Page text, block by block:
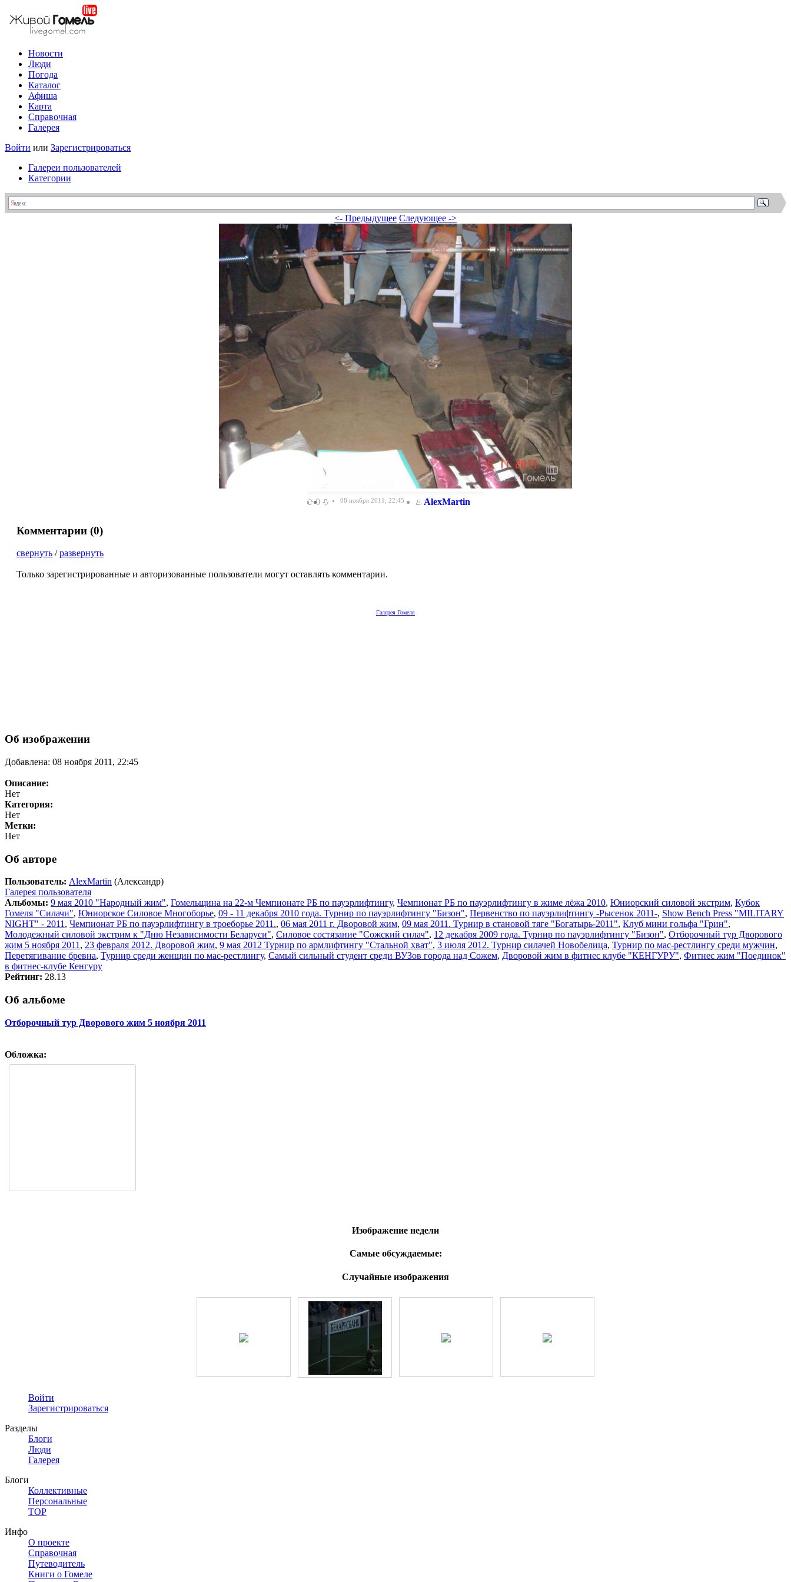
Новости
Люди
Погода
Каталог
Афиша
Карта
Справочная
Галерея
Войти или Зарегистрироваться
Галереи пользователей
Категории
<- Предыдущее Следующее ->
0 08 ноября 2011, 22:45 AlexMartin
Комментарии (0)
свернуть /развернуть
Только зарегистрированные и авторизованные пользователи могут оставлять комментарии.
Галерея Гомеля
Об изображении
Добавлена: 08 ноября 2011, 22:45
Описание:
Нет
Категория:
Нет
Метки:
Нет
Об авторе
Пользователь: AlexMartin (Александр)
Галерея пользователя
Альбомы: 9 мая 2010 "Народный жим", Гомельщина на 22-м Чемпионате РБ по пауэрлифтингу, Чемпионат РБ по пауэрлифтингу в жиме лёжа 2010, Юниорский силовой экстрим, Кубок
Гомеля "Силачи", Юниорское Силовое Многоборье, 09 - 11 декабря 2010 года. Турнир по пауэрлифтингу "Бизон", Первенство по пауэрлифтингу -Рысенок 2011-, Show Bench Press "MILITARY
NIGHT" - 2011 , Чемпионат РБ по пауэрлифтингу в троеборье 2011., 06 мая 2011 г. Дворовой жим, 09 мая 2011. Турнир в становой тяге "Богатырь-2011", Клуб мини гольфа "Грин",
Молодежный силовой экстрим к "Дню Независимости Беларуси", Силовое состязание "Сожский силач", 12 декабря 2009 года. Турнир по пауэрлифтингу "Бизон", Отборочный тур Дворового
жим 5 ноября 2011 , 23 февраля 2012. Дворовой жим, 9 мая 2012 Турнир по армлифтингу "Стальной хват", 3 июля 2012. Турнир силачей Новобелица, Турнир по мас-рестлингу среди мужчин,
Перетягивание бревна, Турнир среди женщин по мас-рестлингу, Самый сильный студент среди ВУЗов города над Сожем, Дворовой жим в фитнес клубе "КЕНГУРУ", Фитнес жим "Поединок"
в фитнес-клубе Кенгуру
Рейтинг: 28.13
Об альбоме
Отборочный тур Дворового жим 5 ноября 2011
Обложка:
Изображение недели
Самые обсуждаемые:
Случайные изображения
Войти
Зарегистрироваться
Разделы
Блоги
Люди
Галерея
Блоги
Коллективные
Персональные
TOP
Инфо
О проекте
Справочная
Путеводитель
Книги о Гомеле